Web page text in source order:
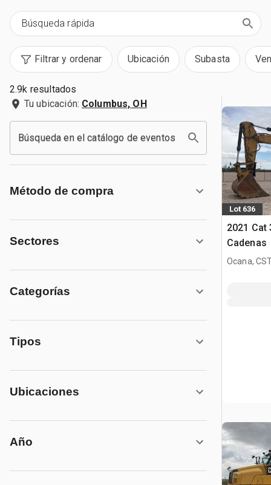
Filtrar y ordenar Ubicación Subasta
2.9k resultados
Tu ubicación: Columbus, OH
Búsqueda en el catálogo de eventos
Método de compra
Sectores
Categorías
Tipos
Ubicaciones
Año
Lot 636
2021 Cat
Cadenas
Ocana,